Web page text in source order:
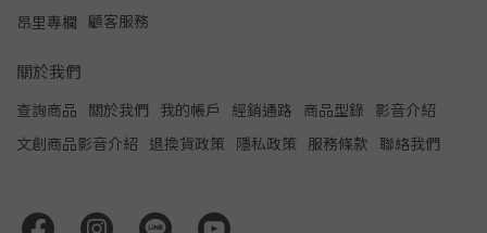
昂里專欄
顧客服務
關於我們
查詢商品 關於我們 我的帳戶 經銷通路 商品型錄
影音介紹
文創商品影音介紹
退換貨政策 隱私政策 服務條款 聯絡我們